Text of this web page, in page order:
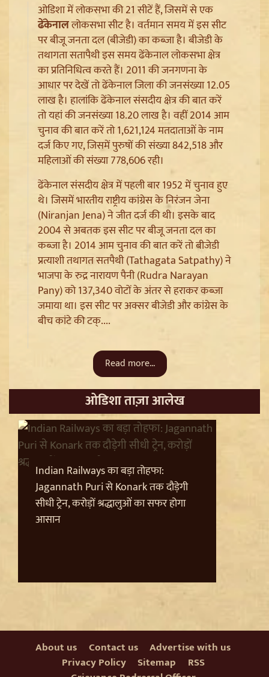
Article 370 Anniversary पर Jammu-Kashmir में भारी
सुरक्षा, Amarnath Yatra सस्पेंड और हाईवे हुआ सील
Ladakh Formation Day: शांति और विकास की नई ऊंचाइयों
पर लद्दाख, LG ने PM Modi और Amit Shah का जताया
आभार
Trisha Krishnan पर टिप्पणी मामले में Udhayanidhi Stalin
Arrest, जानें चेन्नई पुलिस ने कौन सी धाराएं लगाईं
Jantar Mantar से अदालत तक: Brij Bhushan के खिलाफ
ओडिशा में लोकसभा की 21 सीटें हैं, जिसमें से एक
ढेंकेनाललोकसभा सीट है। वर्तमान समय में इस सीट
पर बीजू जनता दल (बीजेडी) का कब्जा है। बीजेडी के
तथागता सतापैथी इस समय ढेंकेनाल लोकसभा क्षेत्र
का प्रतिनिधित्व करते हैं। 2011 की जनगणना के
आधार पर देखें तो ढेंकेनाल जिला की जनसंख्या 12.05
लाख है। हालांकि ढेंकेनाल संसदीय क्षेत्र की बात करें
तो यहां की जनसंख्या 18.20 लाख है। वहीं 2014 आम
चुनाव की बात करें तो 1,621,124 मतदाताओं के नाम
दर्ज किए गए, जिसमें पुरुषों की संख्या 842,518 और
महिलाओं की संख्या 778,606 रही।
ढेंकेनाल संसदीय क्षेत्र में पहली बार 1952 में चुनाव हुए
थे। जिसमें भारतीय राष्ट्रीय कांग्रेस के निरंजन जेना
(Niranjan Jena) ने जीत दर्ज की थी। इसके बाद
2004 से अबतक इस सीट पर बीजू जनता दल का
कब्जा है। 2014 आम चुनाव की बात करें तो बीजेडी
प्रत्याशी तथागत सतपैथी (Tathagata Satpathy) ने
भाजपा के रुद्र नारायण पैनी (Rudra Narayan
Pany) को 137,340 वोटों के अंतर से हराकर कब्जा
जमाया था। इस सीट पर अक्सर बीजेडी और कांग्रेस के
बीच कांटे की टक्....
Read more...
ओडिशा ताज़ा आलेख
Indian Railways का बड़ा तोहफा:
Jagannath Puri से Konark तक दौड़ेगी
सीधी ट्रेन, करोड़ों श्रद्धालुओं का सफर होगा
आसान
About us Contact us
Advertise with us
Privacy Policy
Sitemap
RSS